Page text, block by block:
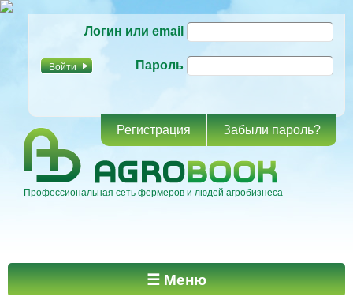
основному
Логин или email
Пароль
Регистрация Забыли пароль?
Профессиональная сеть фермеров и людей агробизнеса
Главное меню ☰ Меню